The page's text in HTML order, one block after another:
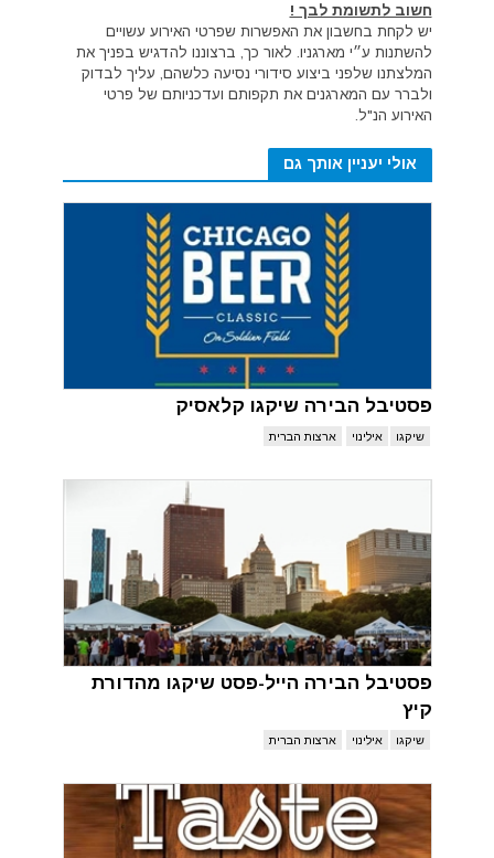
חשוב לתשומת לבך !
יש לקחת בחשבון את האפשרות שפרטי האירוע עשויים
להשתנות ע״י מארגניו. לאור כך, ברצוננו להדגיש בפניך את
המלצתנו שלפני ביצוע סידורי נסיעה כלשהם, עליך לבדוק
ולברר עם המארגנים את תקפותם ועדכניותם של פרטי
האירוע הנ"ל.
אולי יעניין אותך גם
פסטיבל הבירה שיקגו קלאסיק
שיקגו אילינוי ארצות הברית
פסטיבל הבירה הייל-פסט שיקגו מהדורת
קיץ
שיקגו אילינוי ארצות הברית